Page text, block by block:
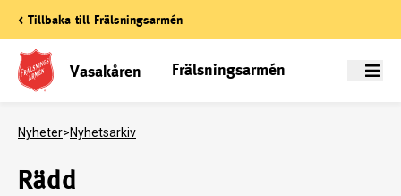
< Tillbaka till Frälsningsarmén
Vasakåren Frälsningsarmén Meny
Nyheter>Nyhetsarkiv
Rädd